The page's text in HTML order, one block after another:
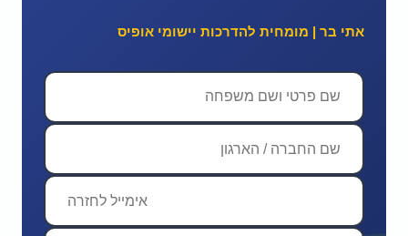
אתי בר | מומחית להדרכות יישומי אופיס